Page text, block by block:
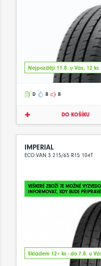
Nejpozději 11.8. u Vás, 12 ks
D B B
DO KOŠÍKU
IMPERIAL
ECO VAN 3 215/65 R15 104T
VEŠKERÉ ZBOŽÍ JE MOŽNÉ
INFORMOVAT, KDY BUDE
Skladem 12+ ks - do 7.8. u